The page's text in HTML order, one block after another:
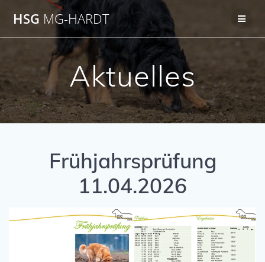
Inhalt
springen
HSG MG-HARDT
Aktuelles
Frühjahrsprüfung
11.04.2026